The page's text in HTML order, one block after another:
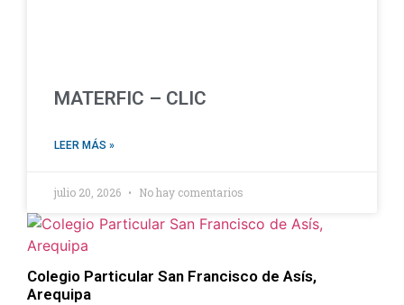
Colegio Particular San Francisco de Asís,
Arequipa
MATERFIC – CLIC
LEER MÁS »
julio 20, 2026 No hay comentarios